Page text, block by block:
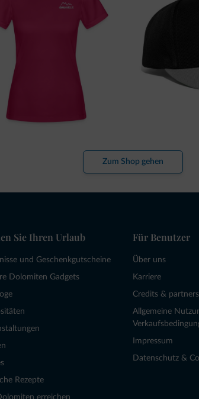
Zum Shop gehen
Sie Ihren Urlaub
und Geschenkgutscheine
Dolomiten Gadgets
Rezepte
erreichen
Für Benutzer
Über uns
Karriere
Credits & partners
Allgemeine
Impressum
Datenschutz &